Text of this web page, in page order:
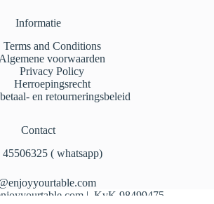
Informatie
Terms and Conditions
Algemene voorwaarden
Privacy Policy
Herroepingsrecht
en retourneringsbeleid
Contact
( whatsapp)
| KvK 98499475